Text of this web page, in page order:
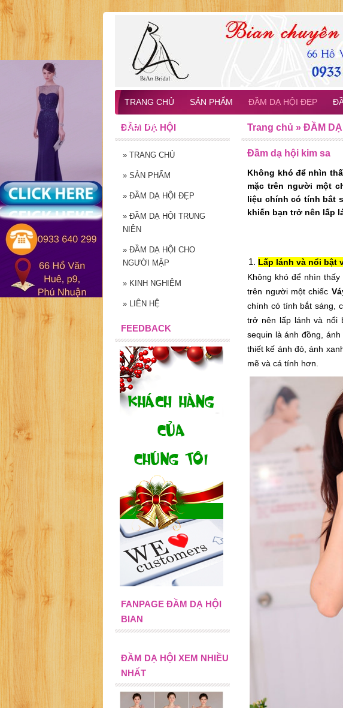
Đầm dạ hội kim sa
Không khó để nhìn
mặc trên người một
liệu chính có tính bắt
khiến bạn trở nên lấp
Lấp lánh và nổi bật
Không khó để nhìn
trên người một chiếc
chính có tính bắt sáng,
trở nên lấp lánh và nổi
sequin là ánh đồng,
thiết kế ánh đỏ, ánh
mẽ và cá tính hơn.
Trang chủ »ĐẦM
ĐẦM DẠ HỘI
» TRANG CHỦ
» SẢN PHẨM
» ĐẦM DẠ HỘI ĐẸP
» ĐẦM DẠ HỘI TRUNG
NIÊN
» ĐẦM DẠ HỘI CHO
NGƯỜI MẬP
» KINH NGHIỆM
» LIÊN HỆ
FEEDBACK
FANPAGE ĐẦM DẠ HỘI
BIAN
ĐẦM DẠ HỘI XEM NHIỀU
NHẤT
TRANG CHỦ SẢN PHẨM ĐẦM DẠ HỘI ĐẸP
LIÊN HỆ